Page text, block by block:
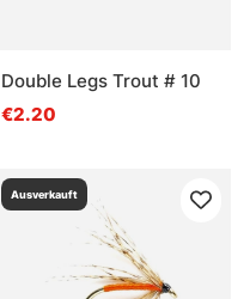
Double Legs Trout # 10
€2.20
Ausverkauft